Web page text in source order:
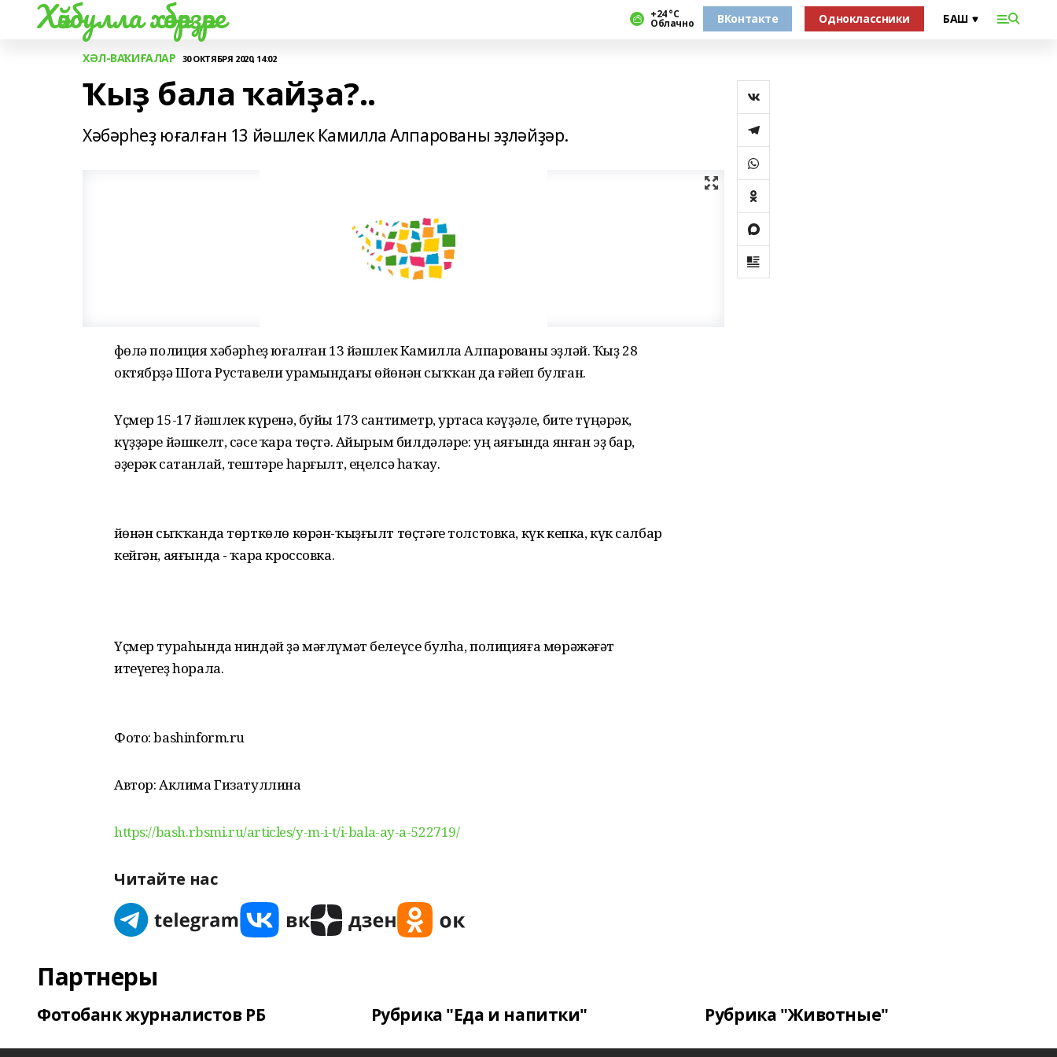
Хәйбулла хәбәрҙәре +24 °С
Облачно ВКонтакте Одноклассники
ХӘЛ-ВАҠИҒАЛАР 30 ОКТЯБРЯ 2020, 14:02
Ҡыҙ бала ҡайҙа?..
Хәбәрһеҙ юғалған 13 йәшлек Камилла Алпарованы эҙләйҙәр.
Өфөлә полиция хәбәрһеҙ юғалған 13 йәшлек Камилла Алпарованы эҙләй. Ҡыҙ 28
октябрҙә Шота Руставели урамындағы өйөнән сыҡҡан да ғәйеп булған.
Үҫмер 15-17 йәшлек күренә, буйы 173 сантиметр, уртаса кәүҙәле, бите түңәрәк,
күҙҙәре йәшкелт, сәсе ҡара төҫтә. Айырым билдәләре: уң аяғында янған эҙ бар,
әҙерәк сатанлай, тештәре һарғылт, еңелсә һаҡау.
Өйөнән сыҡҡанда төрткөлө көрән-ҡыҙғылт төҫтәге толстовка, күк кепка, күк салбар
кейгән, аяғында - ҡара кроссовка.
Үҫмер тураһында ниндәй ҙә мәғлүмәт белеүсе булһа, полицияға мөрәжәғәт
итеүегеҙ һорала.
Фото: bashinform.ru
Автор: Аклима Гизатуллина
https://bash.rbsmi.ru/articles/y-m-i-t/i-bala-ay-a-522719/
Читайте нас
Партнеры
Фотобанк журналистов РБ Рубрика "Еда и напитки" Рубрика "Животные"